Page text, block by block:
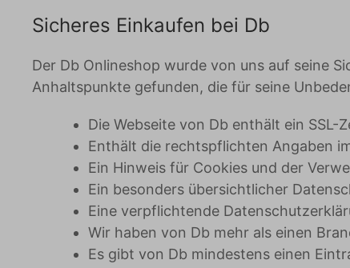
Sicheres Einkaufen bei Db
Der Db Onlineshop wurde von uns auf seine
Anhaltspunkte gefunden, die für seine
Die Webseite von Db enthält ein
Enthält die rechtspflichten Angaben
Ein Hinweis für Cookies und der
Ein besonders übersichtlicher
Eine verpflichtende
Wir haben von Db mehr als einen
Es gibt von Db mindestens einen